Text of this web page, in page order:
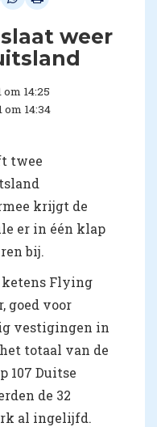
weer
14:25
14:34
twee
krijgt de
er in één klap
bij.
ketens Flying
goed voor
vestigingen in
totaal van de
107 Duitse
de 32
al ingelijfd.